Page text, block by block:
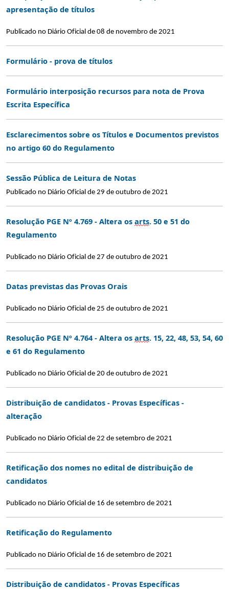
apresentação de títulos
Publicado no Diário Oficial de 08 de novembro de 2021
Formulário - prova de títulos
Formulário interposição recursos para nota de Prova
Escrita Específica
Esclarecimentos sobre os Títulos e Documentos previstos
no artigo 60 do Regulamento
Sessão Pública de Leitura de Notas
Publicado no Diário Oficial de 29 de outubro de 2021
Resolução PGE Nº 4.769 - Altera os arts. 50 e 51 do
Regulamento
Publicado no Diário Oficial de 27 de outubro de 2021
Datas previstas das Provas Orais
Publicado no Diário Oficial de 25 de outubro de 2021
Resolução PGE Nº 4.764 - Altera os arts. 15, 22, 48, 53, 54, 60
e 61 do Regulamento
Publicado no Diário Oficial de 20 de outubro de 2021
Distribuição de candidatos - Provas Específicas -
alteração
Publicado no Diário Oficial de 22 de setembro de 2021
Retificação dos nomes no edital de distribuição de
candidatos
Publicado no Diário Oficial de 16 de setembro de 2021
Retificação do Regulamento
Publicado no Diário Oficial de 16 de setembro de 2021
Distribuição de candidatos - Provas Específicas